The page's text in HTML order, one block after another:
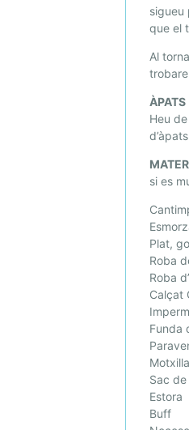
S
T
R
I
T
O
N
S
S
E
M
A
N
A
S
A
N
T
A
A
B
A
sigueu
que el
Al
ÀPATS
Heu
si es
Plat,
Roba
Roba
Calçat
Funda
Sac
Estora
Buff